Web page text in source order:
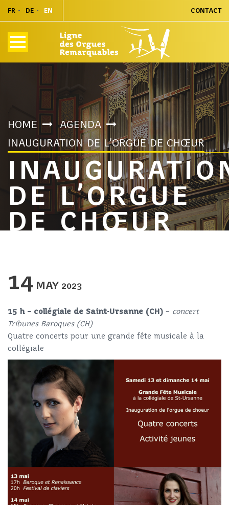
FR DE EN CONTACT
HOME
AGENDA
INAUGURATION DE L’ORGUE DE CHŒUR
DE L’ORGUE
DE CHŒUR
14 MAY 2023
15 h – collégiale de Saint-Ursanne (CH) – concert
Tribunes Baroques (CH)
Quatre concerts pour une grande fête musicale à la
collégiale